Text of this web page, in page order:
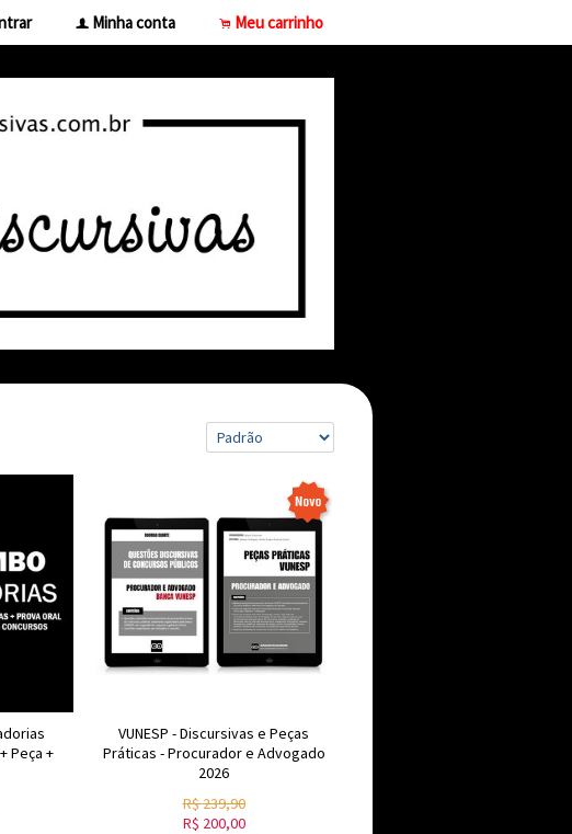
f Minha conta . Meu carrinho
Peça +
VUNESP - Discursivas e Peças
Práticas - Procurador e Advogado
2026
R$239,90
R$ 200,00